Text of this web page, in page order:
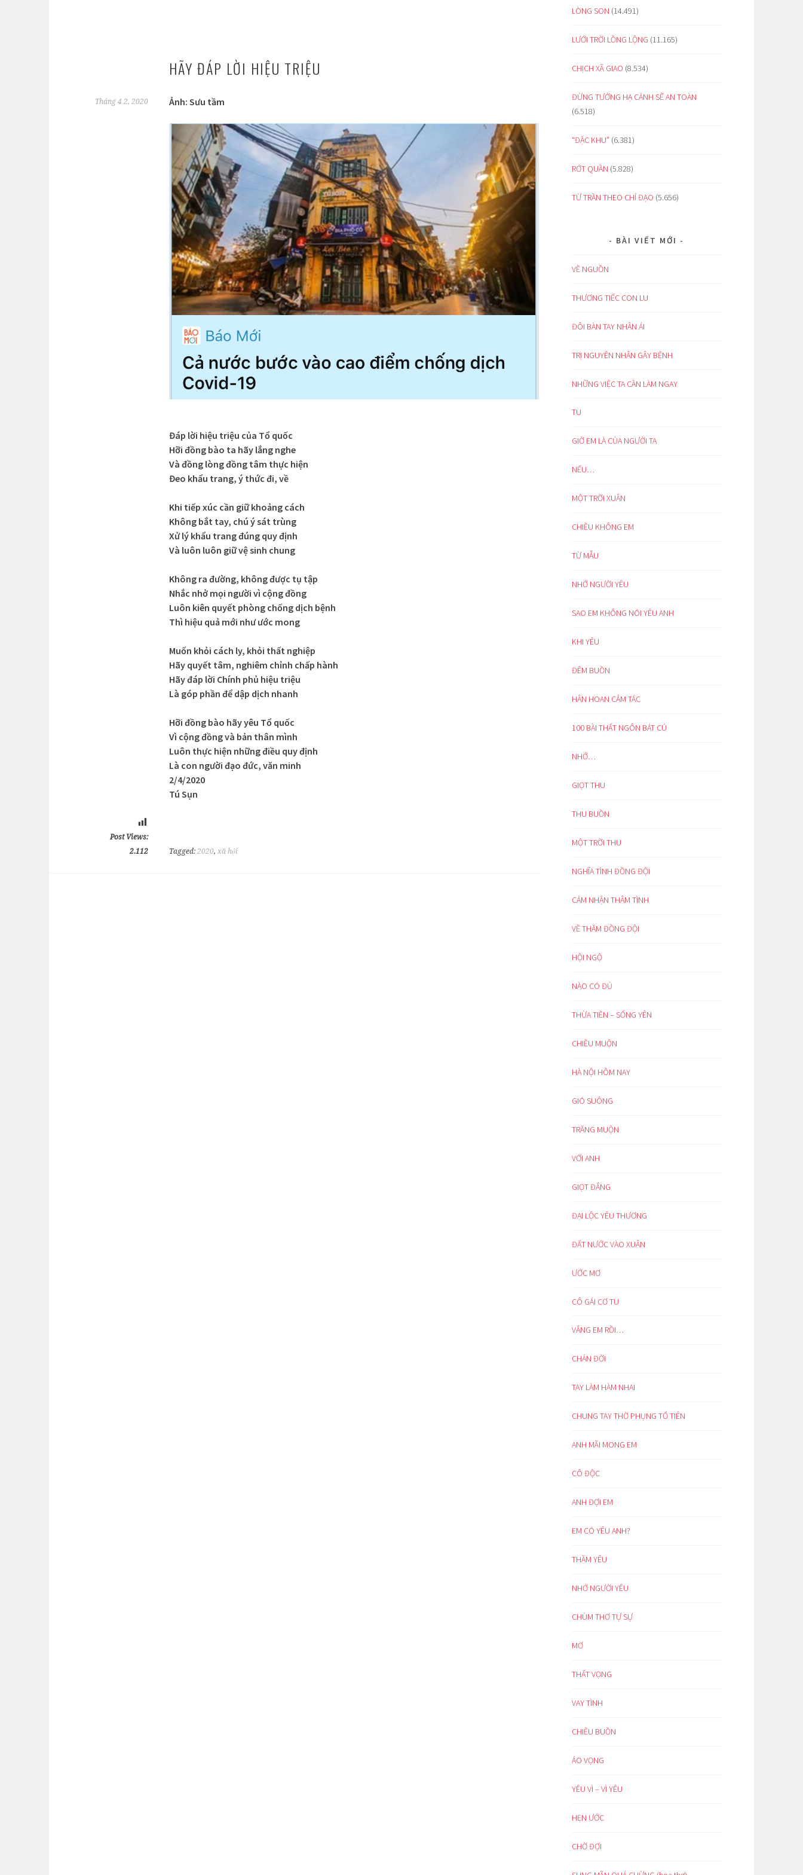
HÃY ĐÁP LỜI HIỆU TRIỆU
Tháng 4 2, 2020 Ảnh: Sưu tầm
Đáp lời hiệu triệu của Tổ quốc
Hỡi đồng bào ta hãy lắng nghe
Và đồng lòng đồng tâm thực hiện
Đeo khẩu trang, ý thức đi, về
Khi tiếp xúc cần giữ khoảng cách
Không bắt tay, chú ý sát trùng
Xử lý khẩu trang đúng quy định
Và luôn luôn giữ vệ sinh chung
Không ra đường, không được tụ tập
Nhắc nhở mọi người vì cộng đồng
Luôn kiên quyết phòng chống dịch bệnh
Thì hiệu quả mới như ước mong
Muốn khỏi cách ly, khỏi thất nghiệp
Hãy quyết tâm, nghiêm chỉnh chấp hành
Hãy đáp lời Chính phủ hiệu triệu
Là góp phần để dập dịch nhanh
Hỡi đồng bào hãy yêu Tổ quốc
Vì cộng đồng và bản thân mình
Luôn thực hiện những điều quy định
Là con người đạo đức, văn minh
2/4/2020
Tú Sụn
Post Views:
2.112
Tagged: 2020, xã hội
LÒNG SON (14.491)
LƯỚI TRỜI LỒNG LỘNG (11.165)
CHỊCH XÃ GIAO (8.534)
ĐỪNG TƯỞNG HẠ CÁNH SẼ AN TOÀN
(6.518)
“ĐẶC KHU” (6.381)
RỚT QUẦN (5.828)
TỪ TRẦN THEO CHỈ ĐẠO (5.656)
BÀI VIẾT MỚI
VỀ NGUỒN
THƯƠNG TIẾC CON LU
ĐÔI BÀN TAY NHÂN ÁI
TRỊ NGUYÊN NHÂN GÂY BỆNH
NHỮNG VIỆC TA CẦN LÀM NGAY
TU
GIỜ EM LÀ CỦA NGƯỜI TA
NẾU…
MỘT TRỜI XUÂN
CHIỀU KHÔNG EM
TỪ MẪU
NHỚ NGƯỜI YÊU
SAO EM KHÔNG NÓI YÊU ANH
KHI YÊU
ĐÊM BUỒN
HÂN HOAN CẢM TÁC
100 BÀI THẤT NGÔN BÁT CÚ
NHỚ…
GIỌT THU
THU BUỒN
MỘT TRỜI THU
NGHĨA TÌNH ĐỒNG ĐỘI
CẢM NHẬN THÂM TÌNH
VỀ THĂM ĐỒNG ĐỘI
HỘI NGỘ
NÀO CÓ ĐỦ
THỪA TIỀN – SỐNG YÊN
CHIỀU MUỘN
HÀ NỘI HÔM NAY
GIÓ SUÔNG
TRĂNG MUỘN
VỚI ANH
GIỌT ĐẮNG
ĐẠI LỘC YÊU THƯƠNG
ĐẤT NƯỚC VÀO XUÂN
ƯỚC MƠ
CÔ GÁI CƠ TU
VẮNG EM RỒI…
CHÁN ĐỜI
TAY LÀM HÀM NHAI
CHUNG TAY THỜ PHỤNG TỔ TIÊN
ANH MÃI MONG EM
CÔ ĐỘC
ANH ĐỢI EM
EM CÓ YÊU ANH?
THẦM YÊU
NHỚ NGƯỜI YÊU
CHÙM THƠ TỰ SỰ
MƠ
THẤT VỌNG
VAY TÌNH
CHIỀU BUỒN
ẢO VỌNG
YÊU VÌ – VÌ YÊU
HẸN ƯỚC
CHỜ ĐỢI